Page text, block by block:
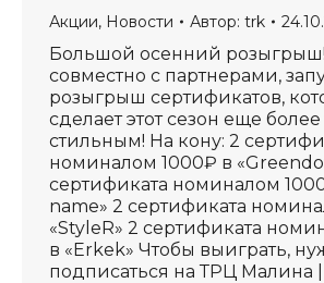
Акции, Новости Автор: trk
Большой осенний
совместно с партнерами,
розыгрыш сертификатов,
сделает этот сезон еще
стильным! На кону: 2
номиналом 1000₽ в
сертификата номиналом
name» 2 сертификата
«StyleR» 2 сертификата
в «Erkek» Чтобы выиграть,
подписаться на ТРЦ Малина |